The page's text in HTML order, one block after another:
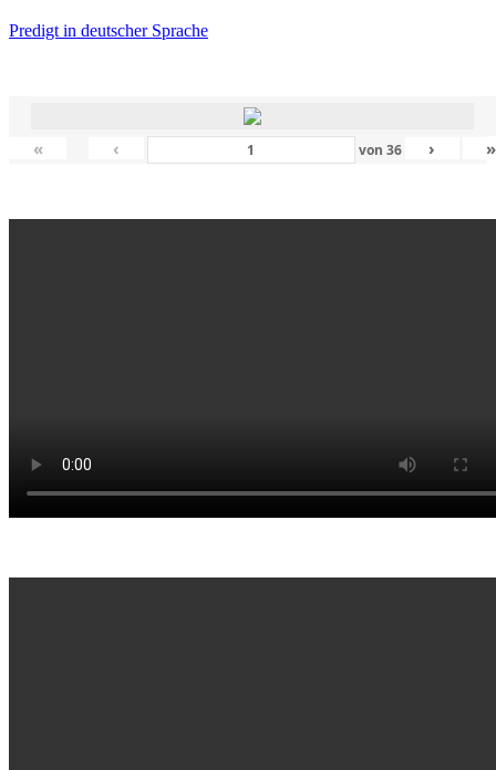
Predigt in deutscher Sprache
« ‹ von 36 › »